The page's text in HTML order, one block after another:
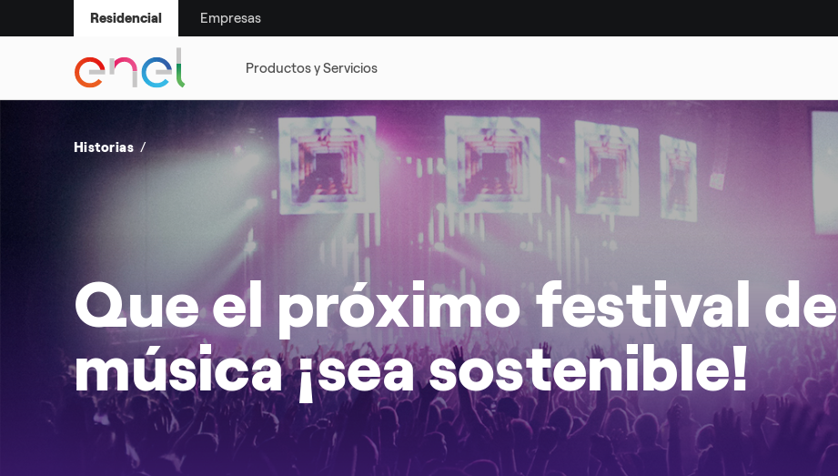
Residencial Empresas
SMART LIFE SUSTENTABILIDAD CASOS DE ÉXITO
Historias
Que el próximo festival de
música ¡sea sostenible!